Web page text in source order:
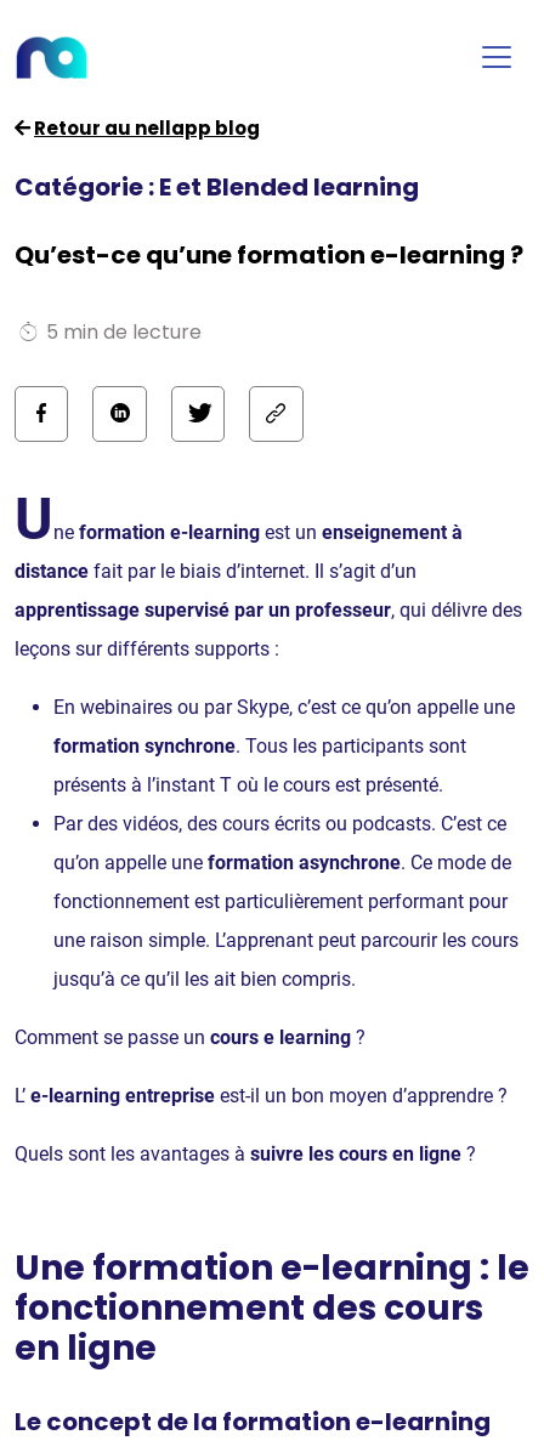
Retour au nellapp blog
Catégorie : E et Blended learning
Qu’est-ce qu’une formation e-learning ?
5 min de lecture
U ne formation e-learning est un enseignement à
distance fait par le biais d’internet. Il s’agit d’un
apprentissage supervisé par un professeur, qui délivre des
leçons sur différents supports :
En webinaires ou par Skype, c’est ce qu’on appelle une
formation synchrone. Tous les participants sont
présents à l’instant T où le cours est présenté.
Par des vidéos, des cours écrits ou podcasts. C’est ce
qu’on appelle une formation asynchrone. Ce mode de
fonctionnement est particulièrement performant pour
une raison simple. L’apprenant peut parcourir les cours
jusqu’à ce qu’il les ait bien compris.
Comment se passe un cours e learning ?
L’ e-learning entreprise est-il un bon moyen d’apprendre ?
Quels sont les avantages à suivre les cours en ligne ?
Une formation e-learning : le
fonctionnement des cours
en ligne
Le concept de la formation e-learning